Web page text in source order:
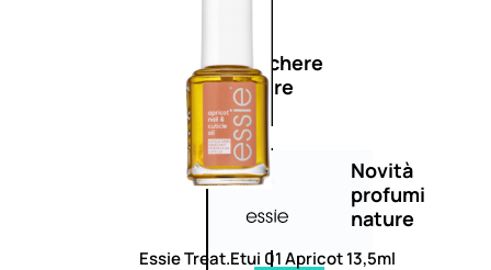
Maschere
nature
Novità
profumi
nature
Essie Treat.Etui 01 Apricot 13,5ml